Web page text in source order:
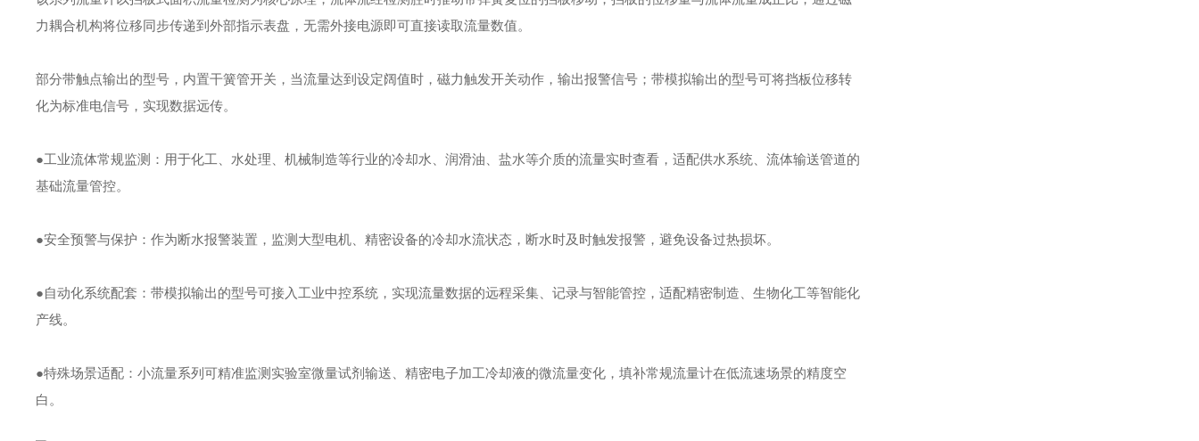
力耦合机构将位移同步传递到外部指示表盘，无需外接电源即可直接读取流量数值。
部分带触点输出的型号，内置干簧管开关，当流量达到设定阔值时，磁力触发开关动作，输出报警信号；带模拟输出的型号可将挡板位移转
化为标准电信号，实现数据远传。
●工业流体常规监测：用于化工、水处理、机械制造等行业的冷却水、润滑油、盐水等介质的流量实时查看，适配供水系统、流体输送管道的
基础流量管控。
●安全预警与保护：作为断水报警装置，监测大型电机、精密设备的冷却水流状态，断水时及时触发报警，避免设备过热损坏。
●自动化系统配套：带模拟输出的型号可接入工业中控系统，实现流量数据的远程采集、记录与智能管控，适配精密制造、生物化工等智能化
产线。
●特殊场景适配：小流量系列可精准监测实验室微量试剂输送、精密电子加工冷却液的微流量变化，填补常规流量计在低流速场景的精度空
白。